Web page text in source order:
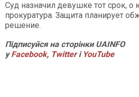
Суд назначил девушке тот срок, о
прокуратура. Защита планирует
решение.
Підписуйся на сторінки UAINFO
уFacebook, Twitterі YouTube